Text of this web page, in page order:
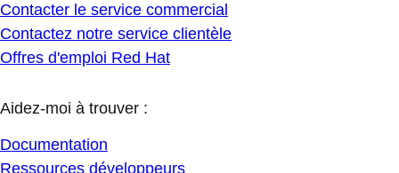
Contacter le service commercial
Contactez notre service clientèle
Offres d'emploi Red Hat
Aidez-moi à trouver :
Documentation
Ressources développeurs